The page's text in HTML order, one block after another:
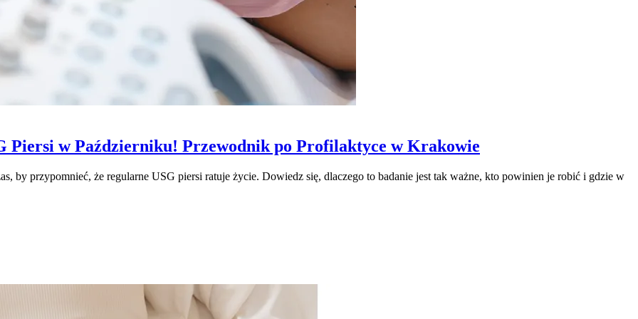
Piersi w Październiku! Przewodnik po Profilaktyce w Krakowie
by przypomnieć, że regularne USG piersi ratuje życie. Dowiedz się, dlaczego to badanie jest tak ważne, kto powinien je robić i gdzie w